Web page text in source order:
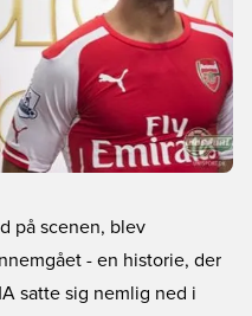
på scenen, blev
- en historie, der
satte sig nemlig ned i